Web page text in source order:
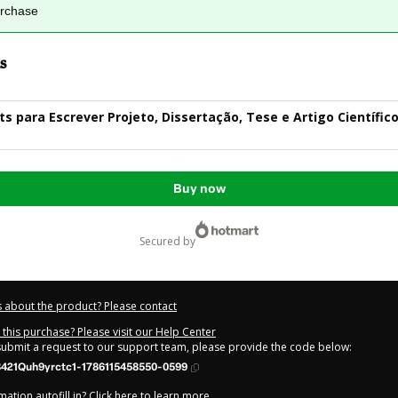
para Escrever Projeto, Dissertação, Tese e Artigo
Buy now
secured by
about the product? Please contact
purchase? Please visit our Help Center
a request to our support team, please provide the code below:
1786115458550-0599